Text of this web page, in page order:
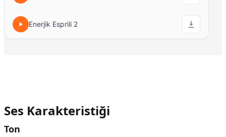
Enerjik Esprili 2
Ses Karakteristiği
Ton